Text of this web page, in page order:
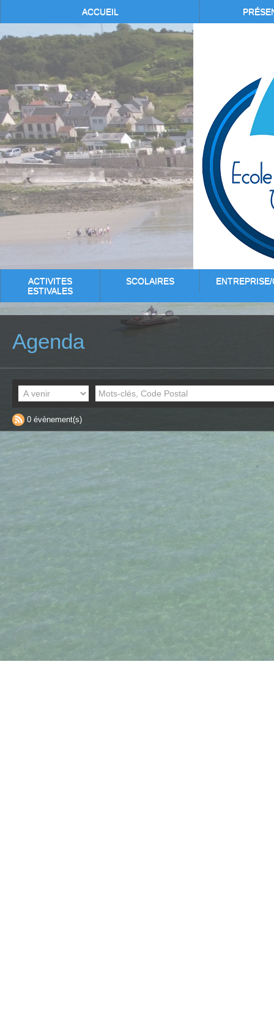
ACCUEIL
ACTIVITES
ESTIVALES
SCOLAIRES ENTREPRISE/
Agenda
0 évènement(s)